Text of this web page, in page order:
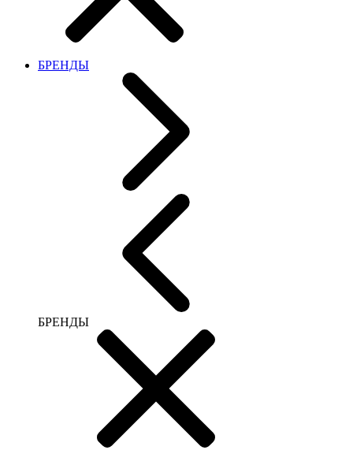
БРЕНДЫ
БРЕНДЫ